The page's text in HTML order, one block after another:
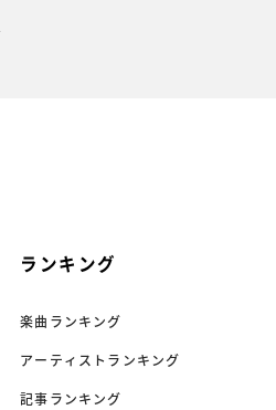
ランキング
楽曲ランキング
アーティストランキング
記事ランキング